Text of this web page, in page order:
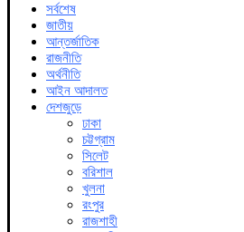
সর্বশেষ
জাতীয়
আন্তর্জাতিক
রাজনীতি
অর্থনীতি
আইন আদালত
দেশজুড়ে
ঢাকা
চট্টগ্রাম
সিলেট
বরিশাল
খুলনা
রংপুর
রাজশাহী